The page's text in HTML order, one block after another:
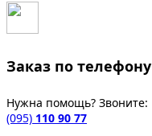
Заказ по телефону
Нужна помощь? Звоните:
(095) 110 90 77